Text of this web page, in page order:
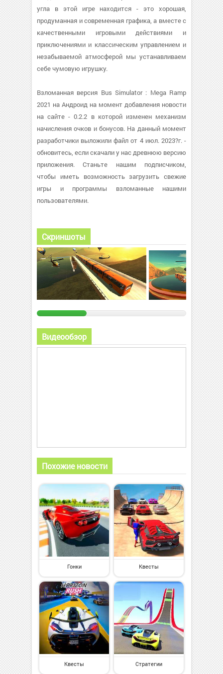
угла в этой игре находится - это хорошая,
продуманная и современная графика, а вместе с
качественными игровыми действиями и
приключениями и классическим управлением и
незабываемой атмосферой мы устанавливаем
себе чумовую игрушку.
Взломанная версия Bus Simulator : Mega Ramp
2021 на Андроид на момент добавления новости
на сайте - 0.2.2 в которой изменен механизм
начисления очков и бонусов. На данный момент
разработчики выложили файл от 4 июл. 2023?г. -
обновитесь, если скачали у нас древнюю версию
приложения. Станьте нашим подписчиком,
чтобы иметь возможность загрузить свежие
игры и программы взломанные нашими
пользователями.
Скриншоты
Видеообзор
Похожие новости
Гонки Квесты
Квесты Стратегии